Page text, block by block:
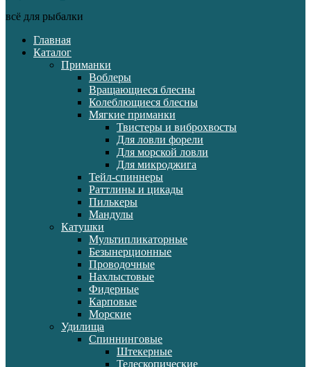
всё для рыбалки
Главная
Каталог
Приманки
Воблеры
Вращающиеся блесны
Колеблющиеся блесны
Мягкие приманки
Твистеры и виброхвосты
Для ловли форели
Для морской ловли
Для микроджига
Тейл-спиннеры
Раттлины и цикады
Пилькеры
Мандулы
Катушки
Мультипликаторные
Безынерционные
Проводочные
Нахлыстовые
Фидерные
Карповые
Морские
Удилища
Спиннинговые
Штекерные
Телескопические